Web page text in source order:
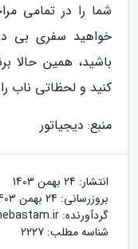
شما را در تمامی
خواهید سفری بی
باشید، همین حالا
کنید و لحظاتی ناب
منبع: دیجیاتور
انتشار: 24 بهمن 1403
بروزرسانی: 24 بهمن 1403
گردآورنده:
شناسه مطلب: 2227